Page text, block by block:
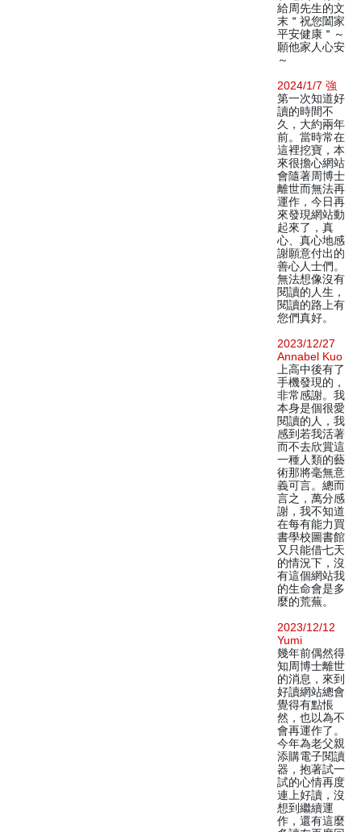
給周先生的文
末＂祝您闔家
平安健康＂～
願他家人心安
～
2024/1/7 強
第一次知道好
讀的時間不
久，大約兩年
前。當時常在
這裡挖寶，本
來很擔心網站
會隨著周博士
離世而無法再
運作，今日再
來發現網站動
起來了，真
心、真心地感
謝願意付出的
善心人士們。
無法想像沒有
閱讀的人生，
閱讀的路上有
您們真好。
2023/12/27
Annabel Kuo
上高中後有了
手機發現的，
非常感謝。我
本身是個很愛
閱讀的人，我
感到若我活著
而不去欣賞這
一種人類的藝
術那將毫無意
義可言。總而
言之，萬分感
謝，我不知道
在每有能力買
書學校圖書館
又只能借七天
的情況下，沒
有這個網站我
的生命會是多
麼的荒蕪。
2023/12/12
Yumi
幾年前偶然得
知周博士離世
的消息，來到
好讀網站總會
覺得有點悵
然，也以為不
會再運作了。
今年為老父親
添購電子閱讀
器，抱著試一
試的心情再度
連上好讀，沒
想到繼續運
作，還有這麼